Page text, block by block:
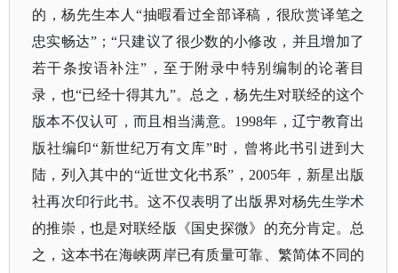
的，杨先生本人“抽暇看过全部译稿，很欣赏译笔之
忠实畅达”；“只建议了很少数的小修改，并且增加了
若干条按语补注”，至于附录中特别编制的论著目
录，也“已经十得其九”。总之，杨先生对联经的这个
版本不仅认可，而且相当满意。1998年，辽宁教育出
版社编印“新世纪万有文库”时，曾将此书引进到大
陆，列入其中的“近世文化书系”，2005年，新星出版
社再次印行此书。这不仅表明了出版界对杨先生学术
的推崇，也是对联经版《国史探微》的充分肯定。总
之，这本书在海峡两岸已有质量可靠、繁简体不同的